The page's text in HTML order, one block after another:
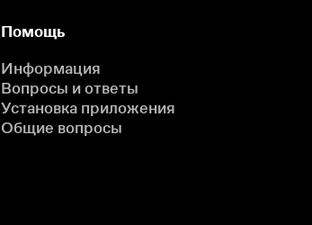
Помощь
Информация
Вопросы и ответы
Установка приложения
Общие вопросы